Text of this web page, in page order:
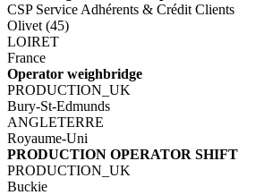
CSP Service Adhérents & Crédit Clients
Olivet (45)
LOIRET
France
Operator weighbridge
PRODUCTION_UK
Bury-St-Edmunds
ANGLETERRE
Royaume-Uni
PRODUCTION OPERATOR SHIFT
PRODUCTION_UK
Buckie